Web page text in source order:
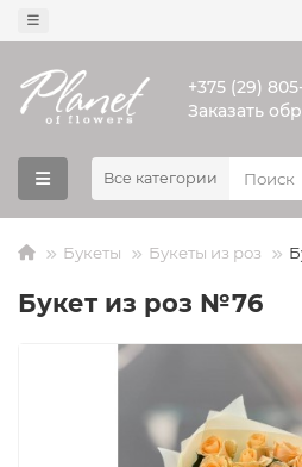
+375 (29)
Заказать
Все категории
Букеты Букеты из роз
Букет из роз №76